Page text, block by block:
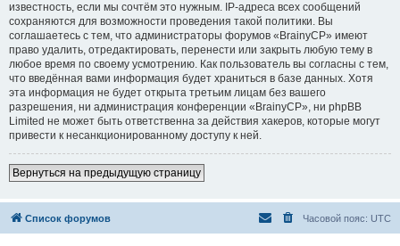
известность, если мы сочтём это нужным. IP-адреса всех сообщений
сохраняются для возможности проведения такой политики. Вы
соглашаетесь с тем, что администраторы форумов «BrainyCP» имеют
право удалить, отредактировать, перенести или закрыть любую тему в
любое время по своему усмотрению. Как пользователь вы согласны с тем,
что введённая вами информация будет храниться в базе данных. Хотя
эта информация не будет открыта третьим лицам без вашего
разрешения, ни администрация конференции «BrainyCP», ни phpBB
Limited не может быть ответственна за действия хакеров, которые могут
привести к несанкционированному доступу к ней.
Вернуться на предыдущую страницу
Список форумов Часовой пояс: UTC